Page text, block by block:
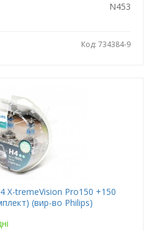
N453
Код: 734384-9
X-tremeVision Pro150 +150
(вир-во Philips)